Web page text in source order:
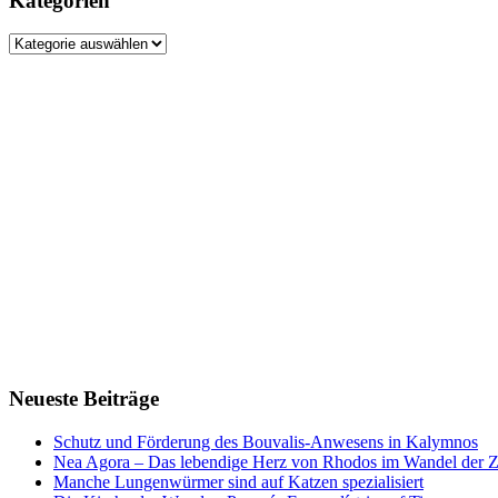
Kategorien
Neueste Beiträge
Schutz und Förderung des Bouvalis-Anwesens in Kalymnos
Nea Agora – Das lebendige Herz von Rhodos im Wandel der
Manche Lungenwürmer sind auf Katzen spezialisiert